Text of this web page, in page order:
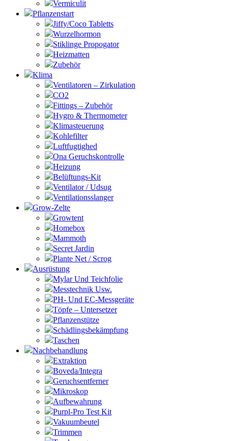
Vermiculit
Pflanzenstart
Jiffy/Coco Tabletts
Wurzelhormon
Stiklinge Propogator
Heizmatten
Zubehör
Klima
Ventilatoren – Zirkulation
CO2
Fittings – Zubehör
Hygro & Thermometer
Klimasteuerung
Kohlefilter
Luftfugtighed
Ona Geruchskontrolle
Heizung
Belüftungs-Kit
Ventilator / Udsug
Ventilationsslanger
Grow-Zelte
Growtent
Homebox
Mammoth
Secret Jardin
Plante Net / Scrog
Ausrüstung
Mylar Und Teichfolie
Messtechnik Usw.
PH- Und EC-Messgeräte
Töpfe – Untersetzer
Pflanzenstütze
Schädlingsbekämpfung
Taschen
Nachbehandlung
Extraktion
Boveda/Integra
Geruchsentferner
Mikroskop
Aufbewahrung
Purpl-Pro Test Kit
Vakuumbeutel
Trimmen